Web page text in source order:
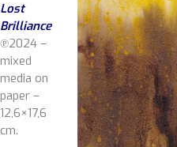
Lost
Brilliance
℗2024 –
mixed
media on
paper –
12,6×17,6
cm.